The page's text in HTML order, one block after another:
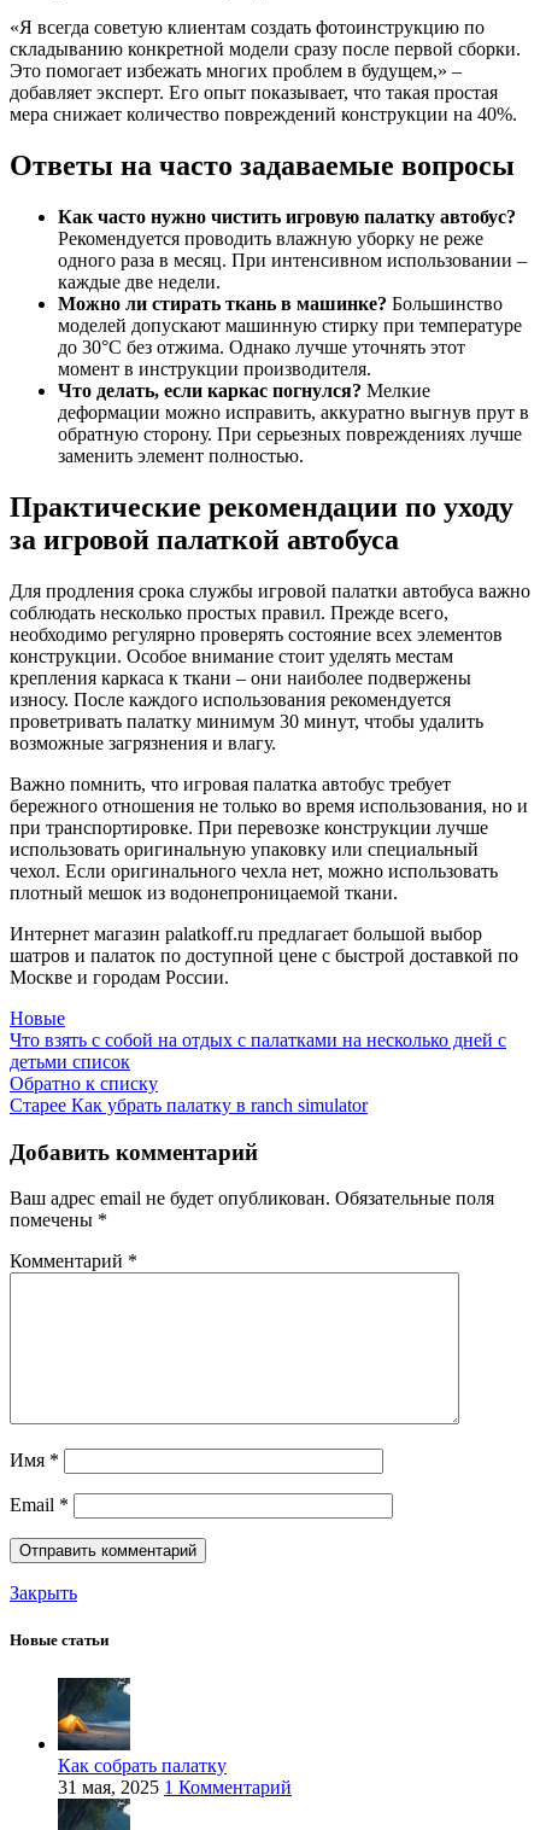
«Я всегда советую клиентам создать фотоинструкцию по
складыванию конкретной модели сразу после первой сборки.
Это помогает избежать многих проблем в будущем,» –
добавляет эксперт. Его опыт показывает, что такая простая
мера снижает количество повреждений конструкции на 40%.
Ответы на часто задаваемые вопросы
Как часто нужно чистить игровую палатку автобус?
Рекомендуется проводить влажную уборку не реже
одного раза в месяц. При интенсивном использовании –
каждые две недели.
Можно ли стирать ткань в машинке? Большинство
моделей допускают машинную стирку при температуре
до 30°C без отжима. Однако лучше уточнять этот
момент в инструкции производителя.
Что делать, если каркас погнулся? Мелкие
деформации можно исправить, аккуратно выгнув прут в
обратную сторону. При серьезных повреждениях лучше
заменить элемент полностью.
Практические рекомендации по уходу
за игровой палаткой автобуса
Для продления срока службы игровой палатки автобуса важно
соблюдать несколько простых правил. Прежде всего,
необходимо регулярно проверять состояние всех элементов
конструкции. Особое внимание стоит уделять местам
крепления каркаса к ткани – они наиболее подвержены
износу. После каждого использования рекомендуется
проветривать палатку минимум 30 минут, чтобы удалить
возможные загрязнения и влагу.
Важно помнить, что игровая палатка автобус требует
бережного отношения не только во время использования, но и
при транспортировке. При перевозке конструкции лучше
использовать оригинальную упаковку или специальный
чехол. Если оригинального чехла нет, можно использовать
плотный мешок из водонепроницаемой ткани.
Интернет магазин palatkoff.ru предлагает большой выбор
шатров и палаток по доступной цене с быстрой доставкой по
Москве и городам России.
Новые
Что взять с собой на отдых с палатками на несколько дней с
детьми список
Обратно к списку
Старее Как убрать палатку в ranch simulator
Добавить комментарий
Ваш адрес email не будет опубликован. Обязательные поля
помечены *
Комментарий *
Имя *
Email *
Закрыть
Новые статьи
Как собрать палатку
31 мая, 2025 1 Комментарий